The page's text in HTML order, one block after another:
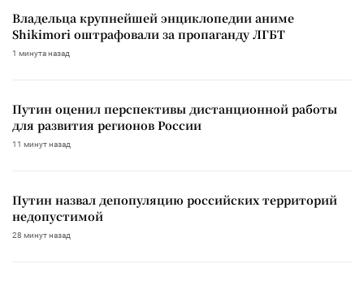
Владельца крупнейшей энциклопедии аниме
Shikimori оштрафовали за пропаганду ЛГБТ
1 минута назад
Путин оценил перспективы дистанционной работы
для развития регионов России
11 минут назад
Путин назвал депопуляцию российских территорий
недопустимой
28 минут назад